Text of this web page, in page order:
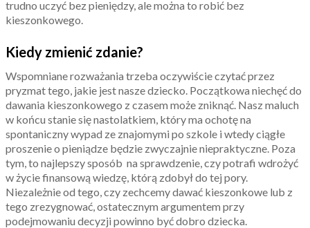
trudno uczyć bez pieniędzy, ale można to robić bez
kieszonkowego.
Kiedy zmienić zdanie?
Wspomniane rozważania trzeba oczywiście czytać przez
pryzmat tego, jakie jest nasze dziecko. Początkowa niechęć do
dawania kieszonkowego z czasem może zniknąć. Nasz maluch
w końcu stanie się nastolatkiem, który ma ochotę na
spontaniczny wypad ze znajomymi po szkole i wtedy ciągłe
proszenie o pieniądze będzie zwyczajnie niepraktyczne. Poza
tym, to najlepszy sposób na sprawdzenie, czy potrafi wdrożyć
w życie finansową wiedzę, którą zdobył do tej pory.
Niezależnie od tego, czy zechcemy dawać kieszonkowe lub z
tego zrezygnować, ostatecznym argumentem przy
podejmowaniu decyzji powinno być dobro dziecka.